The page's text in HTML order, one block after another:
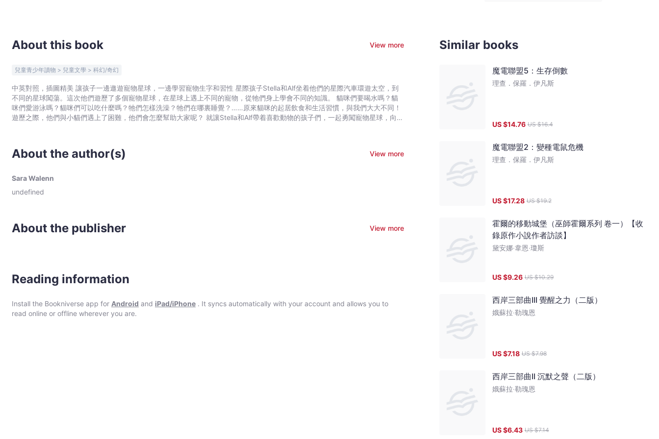
About this book View more
兒童青少年讀物 > 兒童文學 > 科幻/奇幻
中英對照，插圖精美 讓孩子一邊遨遊寵物星球，一邊學習寵物生字和習性 星際孩子Stella和Alf坐着他們的星際汽車環遊太空，到
不同的星球闖蕩。這次他們遊歷了多個寵物星球，在星球上遇上不同的寵物，從牠們身上學會不同的知識。 貓咪們要喝水嗎？貓
咪們愛游泳嗎？貓咪們可以吃什麼嗎？牠們怎樣洗澡？牠們在哪裏睡覺？……原來貓咪的起居飲食和生活習慣，與我們大大不同！
遊歷之際，他們與小貓們遇上了困難，他們會怎麼幫助大家呢？ 就讓Stella和Alf帶着喜歡動物的孩子們，一起勇闖寵物星球，向不
About the author(s) View more
Sara Walenn
undefined
About the publisher View more
Reading information
Install the Bookniverse app for Android and iPad/iPhone . It syncs automatically with your account and allows you to
read online or offline wherever you are.
Similar books
魔電聯盟5：生存倒數
理查．保羅．伊凡斯
US $14.76 US $16.4
魔電聯盟2：變種電鼠危機
理查．保羅．伊凡斯
US $17.28 US $19.2
霍爾的移動城堡（巫師霍爾系列 卷一）【收
錄原作小說作者訪談】
黛安娜‧韋恩‧瓊斯
US $9.26 US $10.29
西岸三部曲III 覺醒之力（二版）
娥蘇拉‧勒瑰恩
US $7.18 US $7.98
西岸三部曲II 沉默之聲（二版）
娥蘇拉‧勒瑰恩
US $6.43 US $7.14